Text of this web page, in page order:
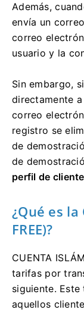
Además,
envía un
correo
usuario y la
Sin embargo,
directamente
correo
registro se
de
de
perfil de cliente
¿Qué es la
FREE)?
CUENTA
tarifas por
siguiente. Este
aquellos